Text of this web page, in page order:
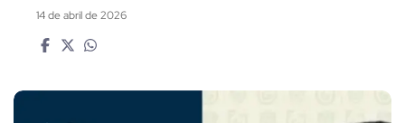
14 de abril de 2026